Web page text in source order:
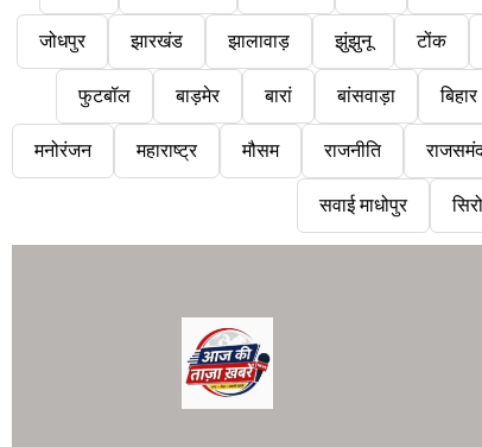
जोधपुर झारखंड झालावाड़ झुंझुनू टोंक
फुटबॉल बाड़मेर बारां बांसवाड़ा बिहार
मनोरंजन महाराष्ट्र मौसम राजनीति
सवाई माधोपुर